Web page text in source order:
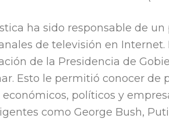
ha sido responsable de
de televisión en
de la Presidencia de
Esto le permitió conocer de
políticos y
como George Bush,